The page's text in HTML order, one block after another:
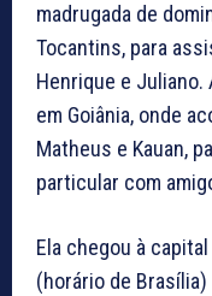
madrugada de
Tocantins, para
Henrique e
em Goiânia, onde
Matheus e Kauan,
particular com
Ela chegou à
(horário de